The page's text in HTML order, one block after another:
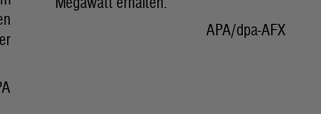
APA/dpa-AFX